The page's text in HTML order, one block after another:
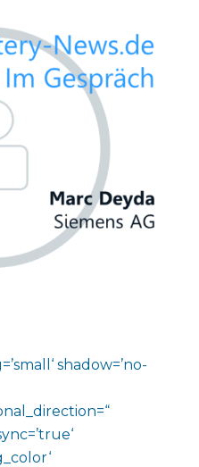
shadow=’no-